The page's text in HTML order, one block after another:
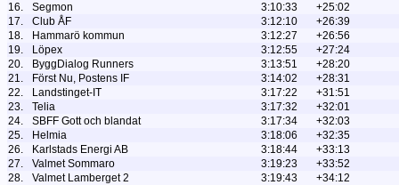
16.
Segmon 3:10:33
+25:02
17.
Club ÅF 3:12:10
+26:39
18.
Hammarö kommun 3:12:27
+26:56
19.
Löpex 3:12:55
+27:24
20.
ByggDialog Runners 3:13:51
+28:20
21.
Först Nu, Postens IF 3:14:02
+28:31
22.
Landstinget-IT 3:17:22
+31:51
23.
Telia 3:17:32
+32:01
24.
SBFF Gott och blandat 3:17:34
+32:03
25.
Helmia 3:18:06
+32:35
26.
Karlstads Energi AB 3:18:44
+33:13
27.
Valmet Sommaro 3:19:23
+33:52
28.
Valmet Lamberget 2 3:19:43
+34:12